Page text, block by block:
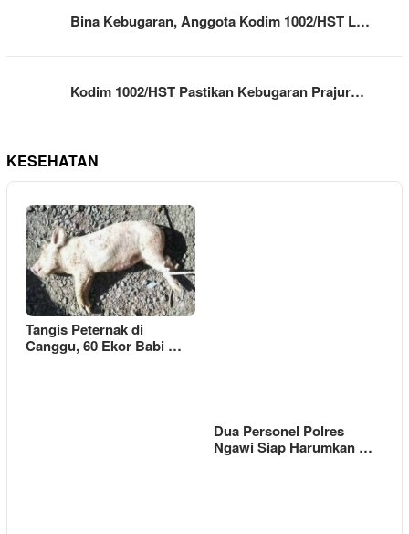
Bina Kebugaran, Anggota Kodim 1002/HST L…
Kodim 1002/HST Pastikan Kebugaran Prajur…
KESEHATAN
Tangis Peternak di
Canggu, 60 Ekor Babi …
Dua Personel Polres
Ngawi Siap Harumkan …